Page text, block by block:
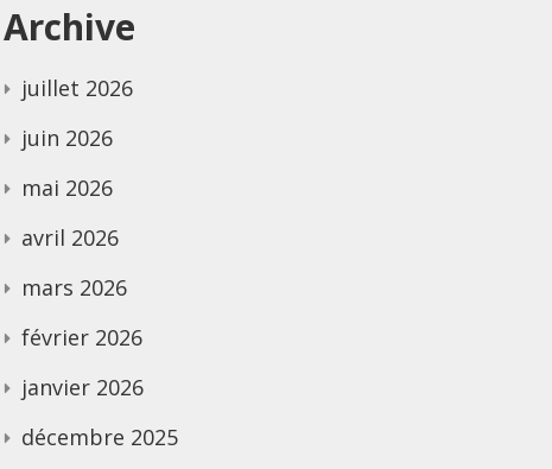
Archive
juillet 2026
juin 2026
mai 2026
avril 2026
mars 2026
février 2026
janvier 2026
décembre 2025